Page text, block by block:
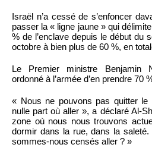
Israël n’a cessé de s’enfoncer
passer la « ligne jaune » qui
% de l’enclave depuis le début du
octobre à bien plus de 60 %, en
Le Premier ministre Benjamin
ordonné à l’armée d’en prendre 70
« Nous ne pouvons pas quitter le
nulle part où aller », a déclaré Al-
zone où nous nous trouvons
dormir dans la rue, dans la
sommes-nous censés aller ? »